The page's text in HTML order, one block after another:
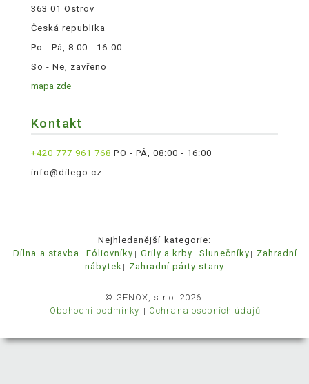
363 01 Ostrov
Česká republika
Po - Pá, 8:00 - 16:00
So - Ne, zavřeno
mapa zde
Kontakt
+420 777 961 768 PO - PÁ, 08:00 - 16:00
info@dilego.cz
Nejhledanější kategorie:
Dílna a stavba
Fóliovníky Grily a krby Slunečníky
Zahradní
nábytek
Zahradní párty stany
© GENOX, s.r.o. 2026.
Obchodní podmínky
Ochrana osobních údajů